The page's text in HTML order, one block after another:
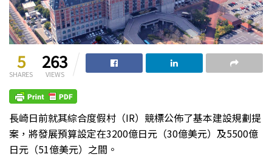
5
SHARES
263
VIEWS
長崎日前就其綜合度假村（IR）競標公佈了基本建設規劃提
案，將發展預算設定在3200億日元（30億美元）及5500億
日元（51億美元）之間。